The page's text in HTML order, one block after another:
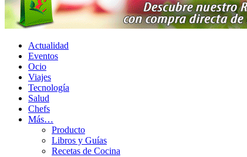
Actualidad
Eventos
Ocio
Viajes
Tecnología
Salud
Chefs
Más…
Producto
Libros y Guías
Recetas de Cocina